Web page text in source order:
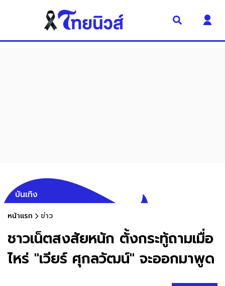
บันเทิง
หน้าแรก ข่าว
ชาวเน็ตสงสัยหนัก ตั้งกระทู้ถามเมื่อ
ไหร่ "เวียร์ ศุกลวัฒน์" จะออกมาพูด